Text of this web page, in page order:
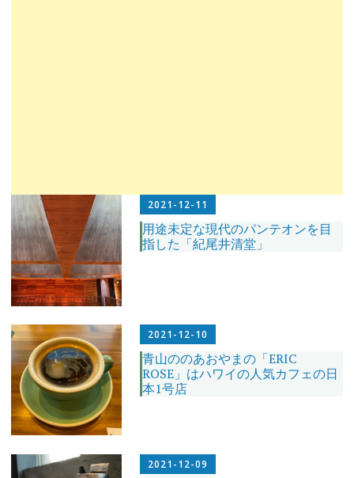
2021-12-11
用途未定な現代のパンテオンを目
指した「紀尾井清堂」
2021-12-10
青山ののあおやまの「ERIC
ROSE」はハワイの人気カフェの日
本1号店
2021-12-09